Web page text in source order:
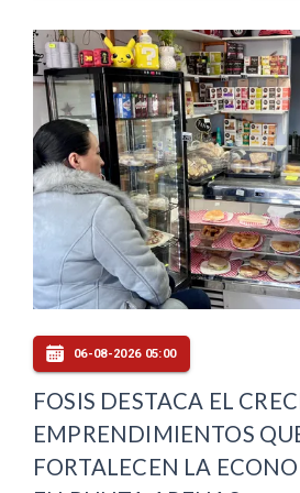
06-08-2026 05:00
FOSIS DESTACA EL
EMPRENDIMIENTOS
FORTALECEN LA